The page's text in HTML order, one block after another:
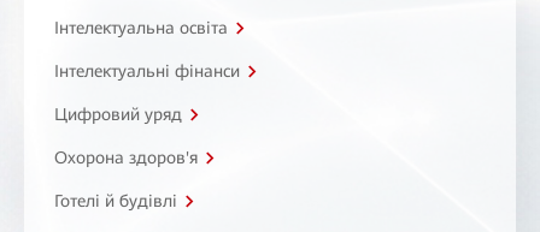
Інтелектуальна освіта
Інтелектуальні фінанси
Цифровий уряд
Охорона здоров'я
Готелі й будівлі